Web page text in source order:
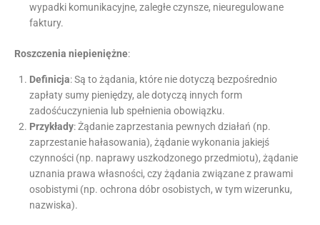
wypadki komunikacyjne, zaległe czynsze, nieuregulowane
faktury.
Roszczenia niepieniężne:
Definicja: Są to żądania, które nie dotyczą bezpośrednio
zapłaty sumy pieniędzy, ale dotyczą innych form
zadośćuczynienia lub spełnienia obowiązku.
Przykłady: Żądanie zaprzestania pewnych działań (np.
zaprzestanie hałasowania), żądanie wykonania jakiejś
czynności (np. naprawy uszkodzonego przedmiotu), żądanie
uznania prawa własności, czy żądania związane z prawami
osobistymi (np. ochrona dóbr osobistych, w tym wizerunku,
nazwiska).